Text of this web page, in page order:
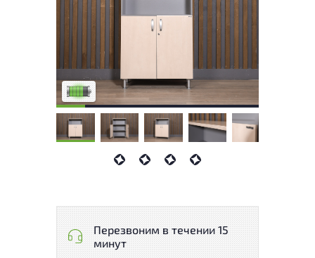
У товара присутствуют незначительные
удобство его использования
Низкая степень износа
Перезвоним в течении 15
минут